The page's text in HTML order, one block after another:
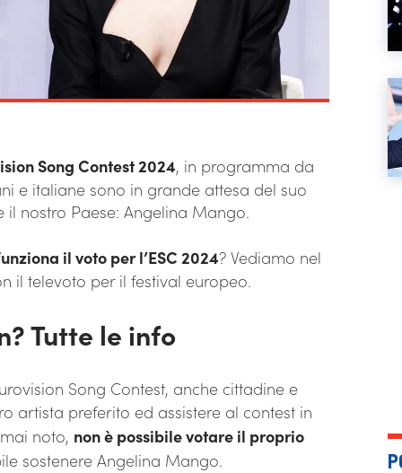
Song Contest 2024, in programma da
e italiane sono in grande attesa del suo
nostro Paese: Angelina Mango.
il voto per l’ESC 2024? Vediamo nel
il televoto per il festival europeo.
Tutte le info
Song Contest, anche cittadine e
artista preferito ed assistere al contest in
noto, non è possibile votare il proprio
sostenere Angelina Mango.